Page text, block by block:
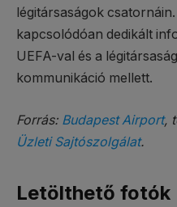
légitársaságok
kapcsolódóan dedikált
UEFA-val és a
kommunikáció mellett.
Forrás: Budapest Airport,
Üzleti Sajtószolgálat.
Letölthető fotók